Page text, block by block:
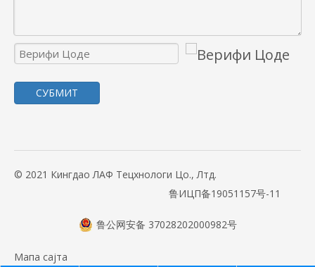
СУБМИТ
© 2021 Кингдао ЛАФ Тецхнологи Цо., Лтд.
鲁ИЦП备19051157号-11
鲁公网安备 37028202000982号
Мапа сајта